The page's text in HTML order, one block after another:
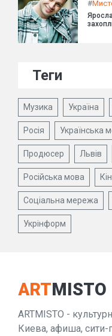
#
Теги
Музика Україна
Росія Українська
Продюсер Львів
Російська мова
Соціальна мережа
Укрінформ
ARTMISTO
ARTMISTO -
Киева, афиша, сити-